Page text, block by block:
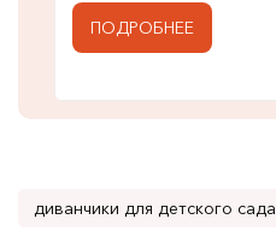
ПОДРОБНЕЕ
диванчики для детского сада